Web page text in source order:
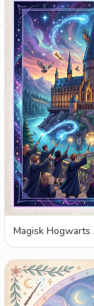
Magisk